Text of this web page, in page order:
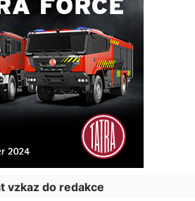
vzkaz do redakce